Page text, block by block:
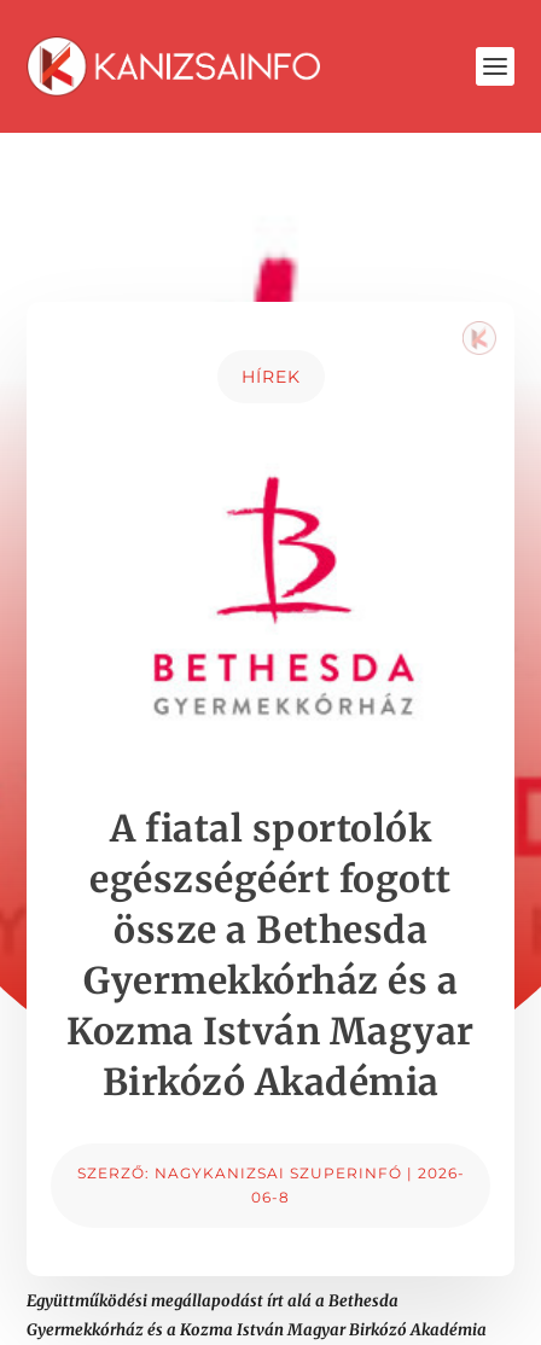
HÍREK
A fiatal sportolók
egészségéért fogott
össze a Bethesda
Gyermekkórház és a
Kozma István Magyar
Birkózó Akadémia
SZERZŐ: NAGYKANIZSAI SZUPERINFÓ | 2026-
06-8
Együttműködési megállapodást írt alá a Bethesda
Gyermekkórház és a Kozma István Magyar Birkózó Akadémia